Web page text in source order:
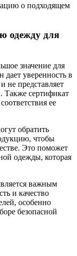
о подходящем
одежду для
значение для
дает уверенность в
не представляет
Также сертификат
ее
обратить
чтобы
Это поможет
одежды, которая
важным
и качество
особенно
безопасной